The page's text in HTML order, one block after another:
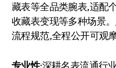
藏表等全品类腕表,适配
收藏表变现等多种场景
流程规范,全程公开可观
专业性:深耕名表流通行